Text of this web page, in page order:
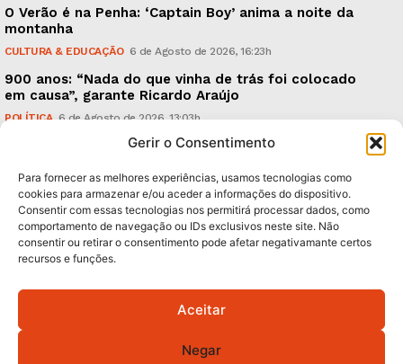
Gerir o Consentimento
Para fornecer as melhores experiências, usamos tecnologias como
cookies para armazenar e/ou aceder a informações do dispositivo.
Consentir com essas tecnologias nos permitirá processar dados, como
comportamento de navegação ou IDs exclusivos neste site. Não
consentir ou retirar o consentimento pode afetar negativamante certos
recursos e funções.
Aceitar
Negar
O Verão é na Penha: ‘Captain Boy’ anima a noite da
montanha
CULTURA & EDUCAÇÃO 6 de Agosto de 2026, 16:23h
900 anos: “Nada do que vinha de trás foi colocado
em causa”, garante Ricardo Araújo
POLÍTICA 6 de Agosto de 2026, 13:03h
Fraude dada como provada, arguidos livres. Como?
Subscreva Newsletter:
QUERO ADERIR